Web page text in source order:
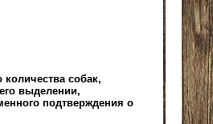
собак,
выделении,
подтверждения о